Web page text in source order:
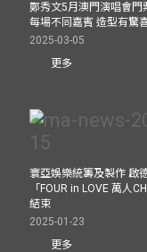
鄭秀文5月澳門演唱會
每場不同嘉賓 造型有驚
2025-03-05
更多
寰亞娛樂統籌及製作 啟
「FOUR in LOVE 萬人
結束
2025-01-23
更多